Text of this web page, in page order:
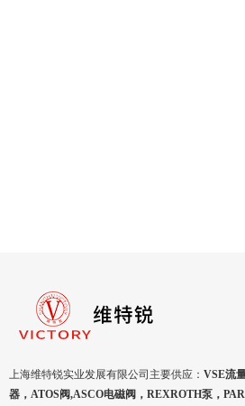
上海维特锐实业发展有限公司主要供应： VSE流
器，ATOS阀,ASCO电磁阀，REXROTH泵，